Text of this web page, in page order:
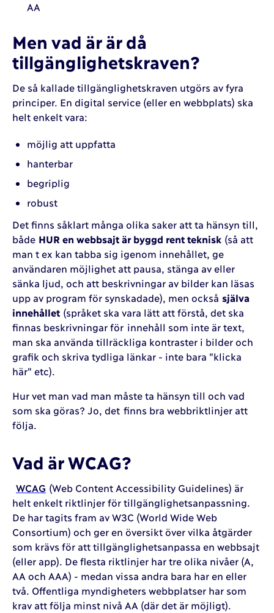
AA
Men vad är är då
tillgänglighetskraven?
De så kallade tillgänglighetskraven utgörs av fyra
principer. En digital service (eller en webbplats) ska
helt enkelt vara:
möjlig att uppfatta
hanterbar
begriplig
robust
Det finns såklart många olika saker att ta hänsyn till,
både HUR en webbsajt är byggd rent teknisk (så att
man t ex kan tabba sig igenom innehållet, ge
användaren möjlighet att pausa, stänga av eller
sänka ljud, och att beskrivningar av bilder kan läsas
upp av program för synskadade), men också själva
innehållet (språket ska vara lätt att förstå, det ska
finnas beskrivningar för innehåll som inte är text,
man ska använda tillräckliga kontraster i bilder och
grafik och skriva tydliga länkar - inte bara "klicka
här" etc).
Hur vet man vad man måste ta hänsyn till och vad
som ska göras? Jo, det finns bra webbriktlinjer att
följa.
Vad är WCAG?
WCAG (Web Content Accessibility Guidelines) är
helt enkelt riktlinjer för tillgänglighetsanpassning.
De har tagits fram av W3C (World Wide Web
Consortium) och ger en översikt över vilka åtgärder
som krävs för att tillgänglighetsanpassa en webbsajt
(eller app). De flesta riktlinjer har tre olika nivåer (A,
AA och AAA) - medan vissa andra bara har en eller
två. Offentliga myndigheters webbplatser har som
krav att följa minst nivå AA (där det är möjligt).